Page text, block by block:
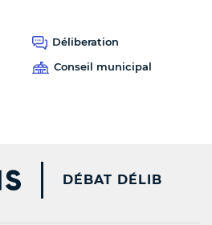
Déliberation
Conseil municipal
PARIS.FR [NEW
DÉBAT DÉLIB